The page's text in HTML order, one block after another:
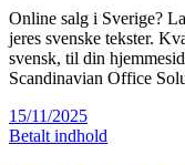
Online salg i Sverige?
jeres svenske tekster.
svensk, til din
Scandinavian Office
15/11/2025
Betalt indhold